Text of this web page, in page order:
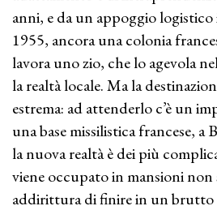
anni, e da un appoggio
1955, ancora una colonia
lavora uno zio, che lo agevola
la realtà locale. Ma la
estrema: ad attenderlo c’è un
una base missilistica francese, a
la nuova realtà è dei più
viene occupato in mansioni non
addirittura di finire in un brutto